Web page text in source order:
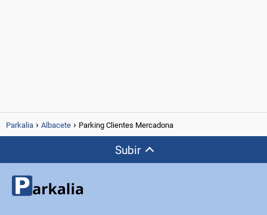
Parkalia Albacete Parking Clientes Mercadona
Subir